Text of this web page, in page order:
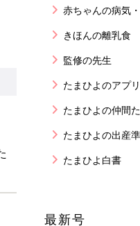
赤ちゃんの病気
きほんの離乳食
監修の先生
たまひよのアプリ
たまひよの仲間
たまひよの出産
たまひよ白書
最新号